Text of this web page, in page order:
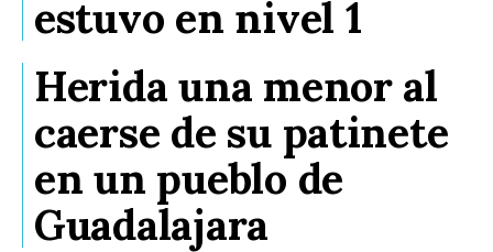
estuvo en nivel 1
Herida una menor al
caerse de su patinete
en un pueblo de
Guadalajara